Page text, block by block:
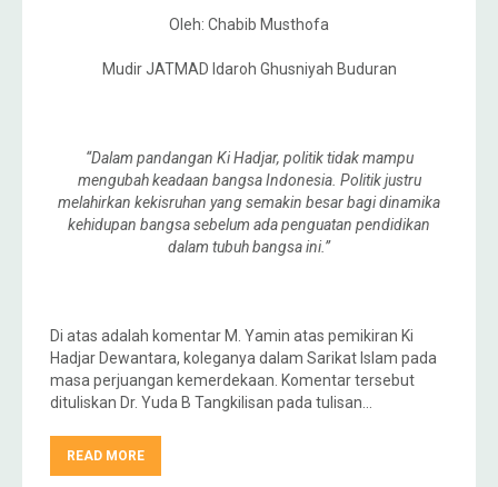
Oleh: Chabib Musthofa
Mudir JATMAD Idaroh Ghusniyah Buduran
“Dalam pandangan Ki Hadjar, politik tidak mampu
mengubah keadaan bangsa Indonesia. Politik justru
melahirkan kekisruhan yang semakin besar bagi dinamika
kehidupan bangsa sebelum ada penguatan pendidikan
dalam tubuh bangsa ini.”
Di atas adalah komentar M. Yamin atas pemikiran Ki
Hadjar Dewantara, koleganya dalam Sarikat Islam pada
masa perjuangan kemerdekaan. Komentar tersebut
dituliskan Dr. Yuda B Tangkilisan pada tulisan…
READ MORE